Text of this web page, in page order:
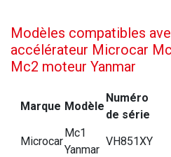
Modèles compatibles
accélérateur Microcar
Mc2 moteur Yanmar
Marque Modèle
Numéro
de série
Microcar
Mc1
Yanmar
VH851XY